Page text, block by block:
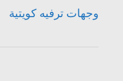
وجهات ترفيه كويتية